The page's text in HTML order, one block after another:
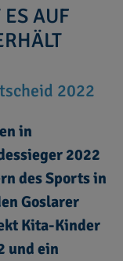
AUF
2022
in
2022
des Sports in
Goslarer
Kita-Kinder
und ein